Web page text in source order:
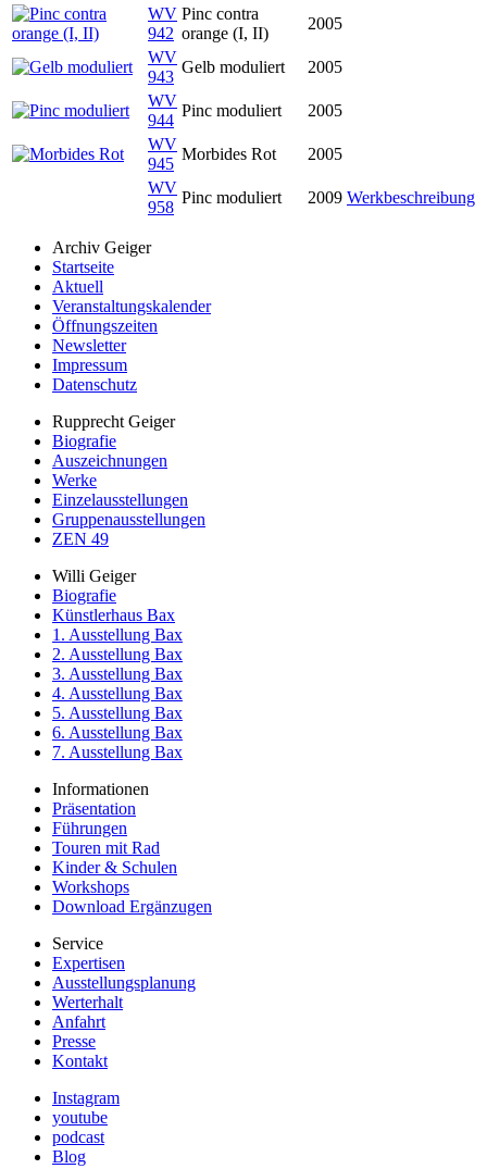
WV
942
Pinc contra
orange (I, II)
2005
WV
943
Gelb moduliert
2005
WV
944
Pinc moduliert
2005
WV
945
Morbides Rot
2005
WV
958
Pinc moduliert 2009 Werkbeschreibung
Archiv Geiger
Startseite
Aktuell
Veranstaltungskalender
Öffnungszeiten
Newsletter
Impressum
Datenschutz
Rupprecht Geiger
Biografie
Auszeichnungen
Werke
Einzelausstellungen
Gruppenausstellungen
ZEN 49
Willi Geiger
Biografie
Künstlerhaus Bax
1. Ausstellung Bax
2. Ausstellung Bax
3. Ausstellung Bax
4. Ausstellung Bax
5. Ausstellung Bax
6. Ausstellung Bax
7. Ausstellung Bax
Informationen
Präsentation
Führungen
Touren mit Rad
Kinder & Schulen
Workshops
Download Ergänzugen
Service
Expertisen
Ausstellungsplanung
Werterhalt
Anfahrt
Presse
Kontakt
Instagram
youtube
podcast
Blog